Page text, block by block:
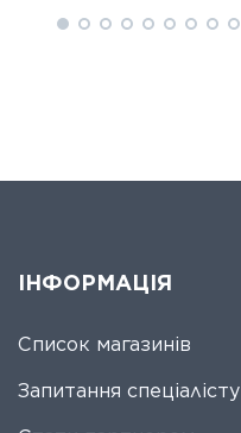
ІНФОРМАЦІЯ
Список магазинів
Запитання спеціалісту